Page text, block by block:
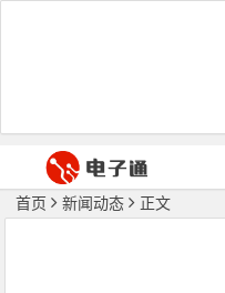
首页 新闻动态 正文